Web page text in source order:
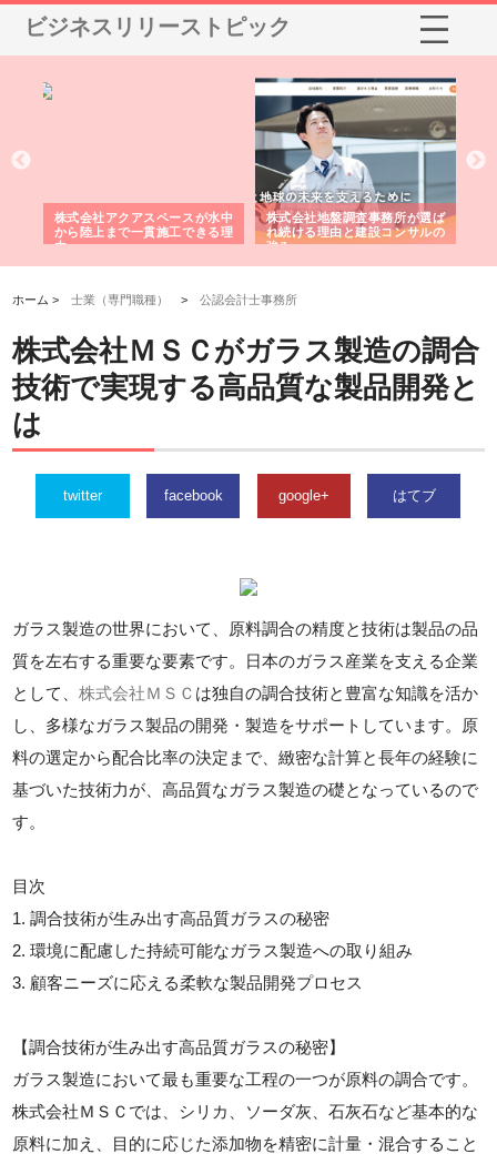
ビジネスリリーストピック
株式会社アクアスペースが水中
から陸上まで一貫施工できる理
由
株式会社地盤調査事務所が選ば
れ続ける理由と建設コンサルの
強み
ホーム >士業（専門職種） >公認会計士事務所
株式会社ＭＳＣがガラス製造の調合
技術で実現する高品質な製品開発と
は
twitter facebook google+ はてブ
ガラス製造の世界において、原料調合の精度と技術は製品の品
質を左右する重要な要素です。日本のガラス産業を支える企業
として、株式会社ＭＳＣ は独自の調合技術と豊富な知識を活か
し、多様なガラス製品の開発・製造をサポートしています。原
料の選定から配合比率の決定まで、緻密な計算と長年の経験に
基づいた技術力が、高品質なガラス製造の礎となっているので
す。
目次
1. 調合技術が生み出す高品質ガラスの秘密
2. 環境に配慮した持続可能なガラス製造への取り組み
3. 顧客ニーズに応える柔軟な製品開発プロセス
【調合技術が生み出す高品質ガラスの秘密】
ガラス製造において最も重要な工程の一つが原料の調合です。
株式会社ＭＳＣでは、シリカ、ソーダ灰、石灰石など基本的な
原料に加え、目的に応じた添加物を精密に計量・混合すること